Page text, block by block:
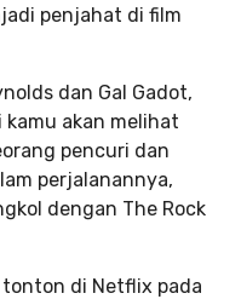
penjahat di film
dan Gal Gadot,
kamu akan melihat
pencuri dan
perjalanannya,
dengan The Rock
tonton di Netflix pada